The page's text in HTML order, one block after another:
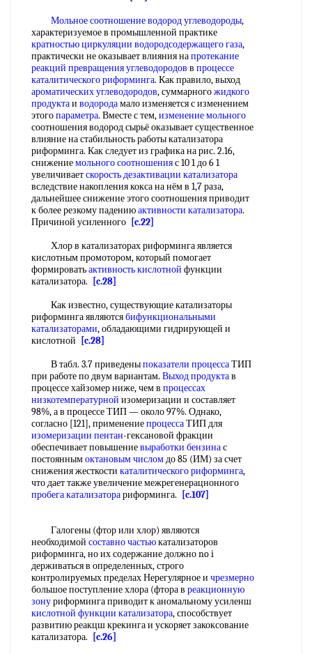
Мольное соотношениеводород углеводороды,
характеризуемое в промышленной практике
кратностью циркуляции водородсодержащего газа,
практически не оказывает влияния напротекание
реакций превращения углеводородов в процессе
каталитического риформинга. Как правило, выход
ароматических углеводородов, суммарногожидкого
продуктаи водородамало изменяется с изменением
этогопараметра. Вместе с тем,изменение мольного
соотношения водород сырьё оказывает существенное
влияние на стабильность работы катализатора
риформинга. Как следует из графика на рис. 2.16,
снижениемольного соотношенияс 10 1 до 6 1
увеличиваетскорость дезактивации катализатора
вследствие накопления кокса на нём в 1,7 раза,
дальнейшее снижение этого соотношения приводит
к более резкому падениюактивности катализатора.
Причиной усиленного [c.22]
Хлор в катализаторах риформинга является
кислотным промотором, который помогает
формироватьактивность кислотной функции
катализатора.
[c.28]
Как известно, существующие катализаторы
риформинга являютсябифункциональными
катализаторами, обладающими гидрирующей и
кислотной
[c.28]
В табл. 3.7 приведеныпоказатели процессаТИП
при работе по двум вариантам. Выход продуктав
процессе хайзомер ниже, чем в процессах
низкотемпературной изомеризации и составляет
98%, а в процессе ТИП — около 97%. Однако,
согласно [121], применениепроцессаТИП для
изомеризации пентан-гексановой фракции
обеспечивает повышениевыработки бензинас
постояннымоктановым числомдо 85 (ИМ) за счет
снижения жесткости каталитического риформинга,
что дает также увеличение межрегенерацнонного
пробега катализаторариформинга. [c.107]
Галогены (фтор или хлор) являются
необходимой составно частьюкатализаторов
риформинга, но их содержание должно no i
держиваться в определенных, строго
контролируемых пределах Нерегулярное и чрезмерно
большое поступление хлора (фтора в реакционную
зонуриформинга приводит к аномальному усиленш
кислотной функции катализатора, способствует
развитию реакцш крекинга и ускоряет закоксование
катализатора.
[c.26]